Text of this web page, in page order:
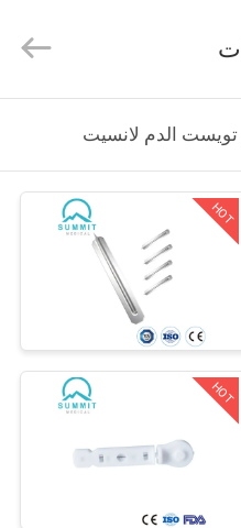
الآمن
تويست الدم لانسيت
HOT
HOT